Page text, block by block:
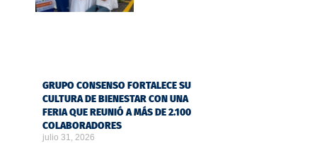
GRUPO CONSENSO FORTALECE SU
CULTURA DE BIENESTAR CON UNA
FERIA QUE REUNIÓ A MÁS DE 2.100
COLABORADORES
julio 31, 2026